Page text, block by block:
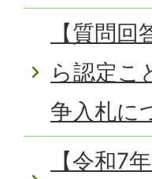
【質問
ら認定こ
争入札に
【令和7